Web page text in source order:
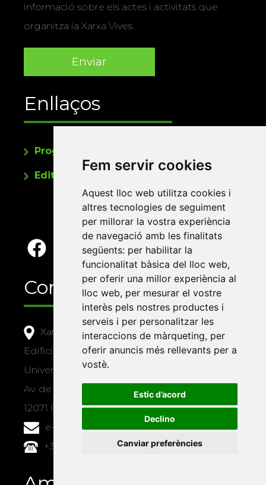
Fem servir cookies
Aquest lloc web utilitza cookies i
altres tecnologies de seguiment
per millorar la vostra experiència
de navegació amb les finalitats
següents: per habilitar la
funcionalitat bàsica del lloc web,
per oferir una millor experiència al
lloc web, per mesurar el vostre
interès pels nostres productes i
serveis i per personalitzar les
interaccions de màrqueting, per
oferir anuncis més rellevants per a
vostè.
Estic d’acord
Declino
Canviar preferències
informació sobre els actes i activitats que
organitza la Xarxa Vives.
Enllaços
Programa de publicacions
Editorials universitàries a Twitter
Contacte
Xarxa Vives d'Universitats
Edifici Àgora
Universitat Jaume I, local 10
Av. de Vicent Sos Baynat, s/n
12071 Castelló de la Plana
e-buc@vives.org
+34 964 72 89 93